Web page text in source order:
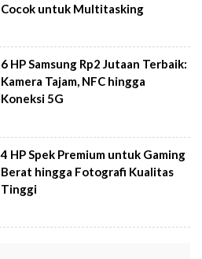
Cocok untuk Multitasking
6 HP Samsung Rp2 Jutaan Terbaik:
Kamera Tajam, NFC hingga
Koneksi 5G
4 HP Spek Premium untuk Gaming
Berat hingga Fotografi Kualitas
Tinggi